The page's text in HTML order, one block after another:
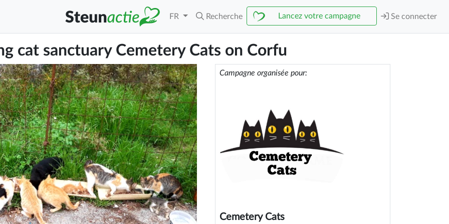
FR Recherche Lancez votre campagne Se connecter
cat sanctuary Cemetery Cats on Corfu
Campagne organisée pour:
Cemetery Cats